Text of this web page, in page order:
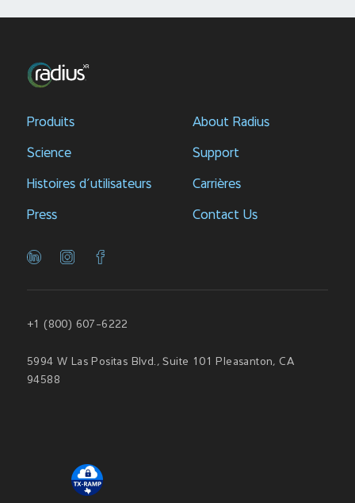
Produits
Science
Histoires d’utilisateurs
Press
About Radius
Support
Carrières
Contact Us
+1 (800) 607-6222
5994 W Las Positas Blvd., Suite 101 Pleasanton, CA
94588